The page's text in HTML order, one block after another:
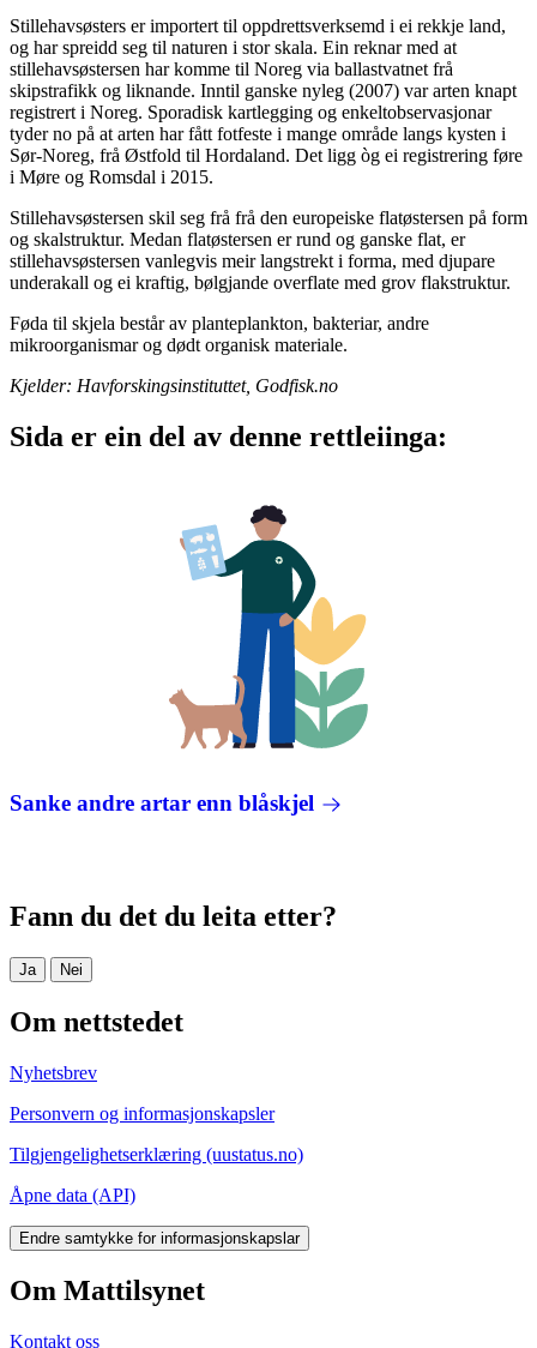
Stillehavsøsters er importert til oppdrettsverksemd i ei rekkje land,
og har spreidd seg til naturen i stor skala. Ein reknar med at
stillehavsøstersen har komme til Noreg via ballastvatnet frå
skipstrafikk og liknande. Inntil ganske nyleg (2007) var arten knapt
registrert i Noreg. Sporadisk kartlegging og enkeltobservasjonar
tyder no på at arten har fått fotfeste i mange område langs kysten i
Sør-Noreg, frå Østfold til Hordaland. Det ligg òg ei registrering føre
i Møre og Romsdal i 2015.
Stillehavsøstersen skil seg frå frå den europeiske flatøstersen på form
og skalstruktur. Medan flatøstersen er rund og ganske flat, er
stillehavsøstersen vanlegvis meir langstrekt i forma, med djupare
underakall og ei kraftig, bølgjande overflate med grov flakstruktur.
Føda til skjela består av planteplankton, bakteriar, andre
mikroorganismar og dødt organisk materiale.
Kjelder: Havforskingsinstituttet, Godfisk.no
Sida er ein del av denne rettleiinga:
Sanke andre artar enn blåskjel
Fann du det du leita etter?
Ja Nei
Om nettstedet
Nyhetsbrev
Personvern og informasjonskapsler
Tilgjengelighetserklæring (uustatus.no)
Åpne data (API)
Endre samtykke for informasjonskapslar
Om Mattilsynet
Kontakt oss